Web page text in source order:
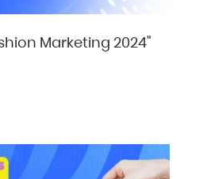
Marketing 2024"